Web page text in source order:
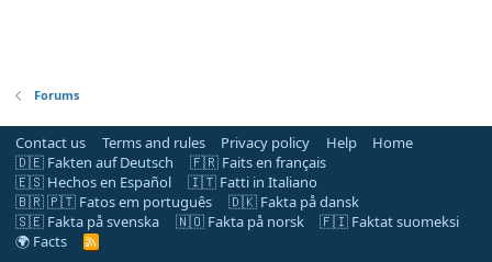
Forums
Contact us Terms and rules Privacy policy Help
Home
🇩🇪 Fakten auf Deutsch
🇫🇷 Faits en français
🇪🇸 Hechos en Español
🇮🇹 Fatti in Italiano
🇧🇷 🇵🇹 Fatos em português
🇩🇰 Fakta på dansk
🇸🇪 Fakta på svenska
🇳🇴 Fakta på norsk
🇫🇮 Faktat suomeksi
🌍 Facts
R